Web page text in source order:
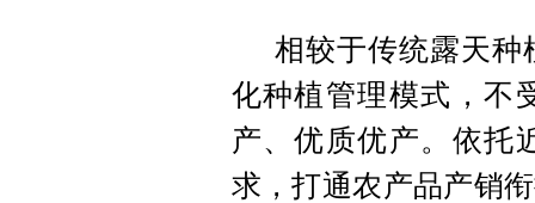
相较于传统露天种
化种植管理模式，不
产、优质优产。依托
求，打通农产品产销